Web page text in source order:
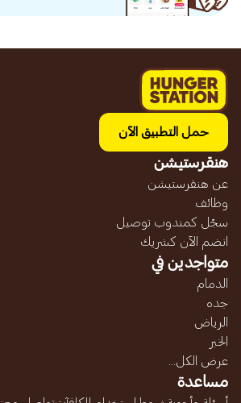
حمل التطبيق الآن
هنقرستيشن
عن هنقرستيشن
وظائف
سجّل كمندوب توصيل
انضم الآن كشريك
متواجدين في
الدمام
جده
الرياض
الخبر
عرض الكل...
مساعدة